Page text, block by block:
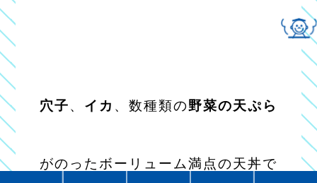
穴子、 イカ 、数種類の野菜の天ぷら
がのったボーリューム満点の天丼で